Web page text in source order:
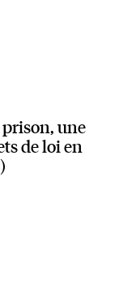
une
de loi en